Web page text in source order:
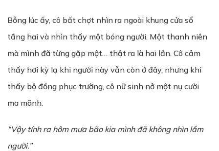
Bỗng lúc ấy, cô bất chợt nhìn ra ngoài khung cửa sổ
tầng hai và nhìn thấy một bóng người. Một thanh niên
mà mình đã từng gặp một… thật ra là hai lần. Cô cảm
thấy hơi kỳ lạ khi người này vẫn còn ở đây, nhưng khi
thấy bộ đồng phục trường, cô nữ sinh nở một nụ cười
ma mãnh.
“Vậy tính ra hôm mưa bão kia mình đã không nhìn lầm
người.”